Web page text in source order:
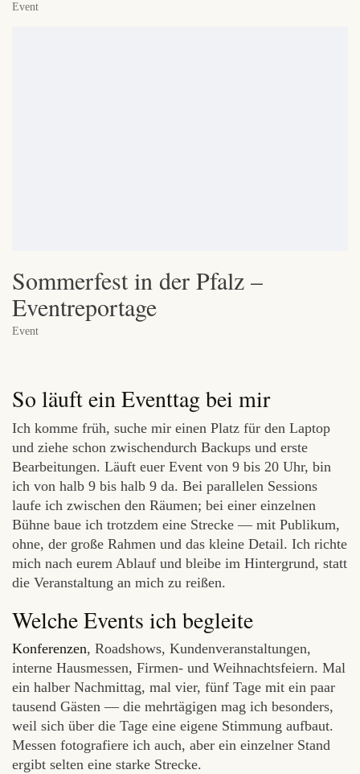
Event
Sommerfest in der Pfalz –
Eventreportage
Event
So läuft ein Eventtag bei mir
Ich komme früh, suche mir einen Platz für den Laptop
und ziehe schon zwischendurch Backups und erste
Bearbeitungen. Läuft euer Event von 9 bis 20 Uhr, bin
ich von halb 9 bis halb 9 da. Bei parallelen Sessions
laufe ich zwischen den Räumen; bei einer einzelnen
Bühne baue ich trotzdem eine Strecke — mit Publikum,
ohne, der große Rahmen und das kleine Detail. Ich richte
mich nach eurem Ablauf und bleibe im Hintergrund, statt
die Veranstaltung an mich zu reißen.
Welche Events ich begleite
Konferenzen, Roadshows, Kundenveranstaltungen,
interne Hausmessen, Firmen- und Weihnachtsfeiern. Mal
ein halber Nachmittag, mal vier, fünf Tage mit ein paar
tausend Gästen — die mehrtägigen mag ich besonders,
weil sich über die Tage eine eigene Stimmung aufbaut.
Messen fotografiere ich auch, aber ein einzelner Stand
ergibt selten eine starke Strecke.